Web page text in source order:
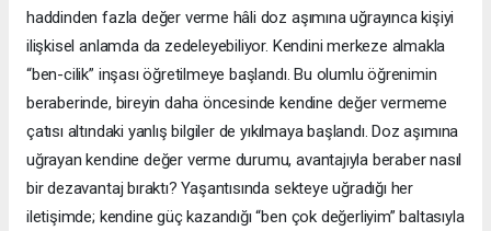
haddinden fazla değer verme hâli doz aşımına uğrayınca kişiyi
ilişkisel anlamda da zedeleyebiliyor. Kendini merkeze almakla
“ben-cilik” inşası öğretilmeye başlandı. Bu olumlu öğrenimin
beraberinde, bireyin daha öncesinde kendine değer vermeme
çatısı altındaki yanlış bilgiler de yıkılmaya başlandı. Doz aşımına
uğrayan kendine değer verme durumu, avantajıyla beraber nasıl
bir dezavantaj bıraktı? Yaşantısında sekteye uğradığı her
iletişimde; kendine güç kazandığı “ben çok değerliyim” baltasıyla